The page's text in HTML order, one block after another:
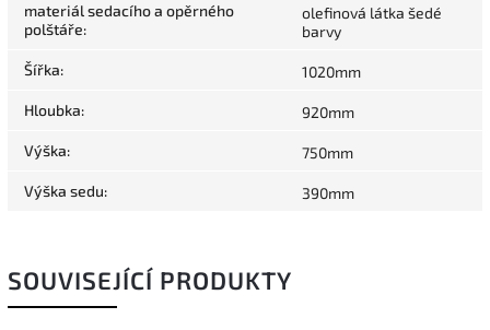
materiál sedacího a opěrného
polštáře:
olefinová látka šedé
barvy
Šířka: 1020mm
Hloubka: 920mm
Výška: 750mm
Výška sedu: 390mm
SOUVISEJÍCÍ PRODUKTY